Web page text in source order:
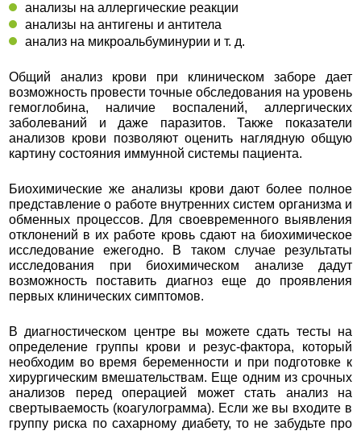
анализы на аллергические реакции
анализы на антигены и антитела
анализ на микроальбуминурии и т. д.
Общий анализ крови при клиническом заборе дает
возможность провести точные обследования на уровень
гемоглобина, наличие воспалений, аллергических
заболеваний и даже паразитов. Также показатели
анализов крови позволяют оценить наглядную общую
картину состояния иммунной системы пациента.
Биохимические же анализы крови дают более полное
представление о работе внутренних систем организма и
обменных процессов. Для своевременного выявления
отклонений в их работе кровь сдают на биохимическое
исследование ежегодно. В таком случае результаты
исследования при биохимическом анализе дадут
возможность поставить диагноз еще до проявления
первых клинических симптомов.
В диагностическом центре вы можете сдать тесты на
определение группы крови и резус-фактора, который
необходим во время беременности и при подготовке к
хирургическим вмешательствам. Еще одним из срочных
анализов перед операцией может стать анализ на
свертываемость (коагулограмма). Если же вы входите в
группу риска по сахарному диабету, то не забудьте про